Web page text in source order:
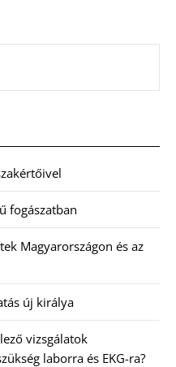
fogászatban
Magyarországon és az
új királya
vizsgálatok
laborra és EKG-ra?